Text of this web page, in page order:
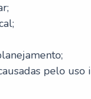
pelo